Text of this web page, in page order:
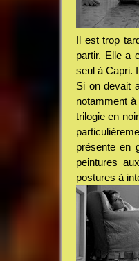
Il est trop
partir. Elle a
seul à Capri.
Si on devait
notamment à
trilogie en
présente en
peintures
postures à